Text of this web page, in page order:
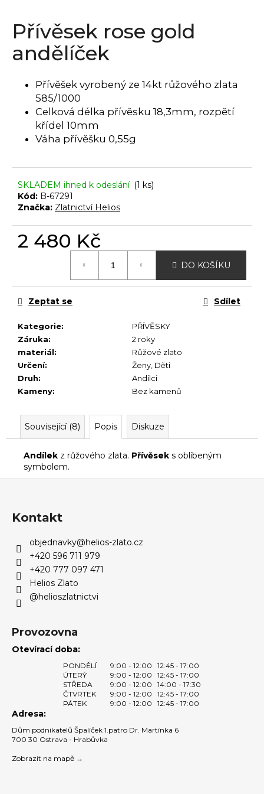
Přívěsek rose gold
andělíček
Přívěšek vyrobený ze 14kt růžového zlata
585/1000
Celková délka přívěsku 18,3mm, rozpětí
křídel 10mm
Váha přívěšku 0,55g
SKLADEM ihned k odeslání (1 ks)
Kód: B-67291
Značka: Zlatnictví Helios
2 480 Kč
DO KOŠÍKU
Kategorie:
PŘÍVĚSKY
Záruka:
2 roky
materiál:
Růžové zlato
Určení: Ženy, Děti
Druh:
Andílci
Kameny: Bez kamenů
Zeptat se Sdílet
Související (8) Popis Diskuze
Andílek z růžového zlata. Přívěsek s oblíbeným
symbolem.
í
t
HLEDAT
D
o
p
o
e
e
Kontakt
objednavky@helios-zlato.cz
+420 596 711 979
+420 777 097 471
Helios Zlato
@helioszlatnictvi
Provozovna
Otevírací doba:
PONDĚLÍ 9:00 - 12:00
12:45 - 17:00
ÚTERÝ
9:00 - 12:00
12:45 - 17:00
STŘEDA
9:00 - 12:00
14:00 - 17:30
ČTVRTEK
9:00 - 12:00
12:45 - 17:00
PÁTEK
9:00 - 12:00 12:45 - 17:00
Adresa:
Dům podnikatelů Špalíček 1.patro Dr. Martínka 6
700 30 Ostrava - Hrabůvka
Zobrazit na mapě →